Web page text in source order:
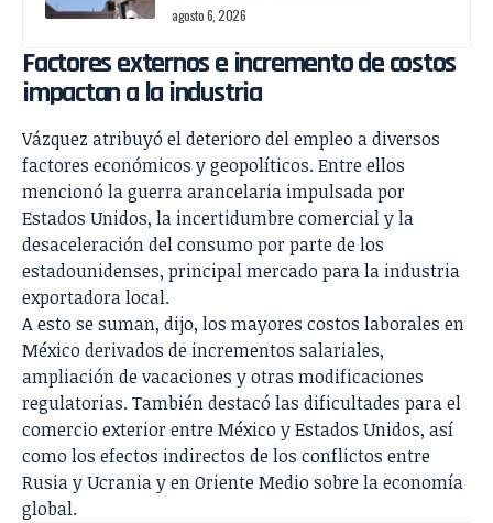
agosto 6, 2026
Factores externos e incremento de costos
impactan a la industria
Vázquez atribuyó el deterioro del empleo a diversos
factores económicos y geopolíticos. Entre ellos
mencionó la guerra arancelaria impulsada por
Estados Unidos, la incertidumbre comercial y la
desaceleración del consumo por parte de los
estadounidenses, principal mercado para la industria
exportadora local.
A esto se suman, dijo, los mayores costos laborales en
México derivados de incrementos salariales,
ampliación de vacaciones y otras modificaciones
regulatorias. También destacó las dificultades para el
comercio exterior entre México y Estados Unidos, así
como los efectos indirectos de los conflictos entre
Rusia y Ucrania y en Oriente Medio sobre la economía
global.